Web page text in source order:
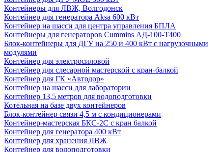
Контейнеры для ЛВЖ, Волгодонск
Контейнер для генератора Aksa 600 кВт
Контейнер на шасси для центра управления БПЛА
Контейнеры для генераторов Cummins АД-100-Т400
Блок-контейнеры для ДГУ на 250 и 400 кВт с нагрузочными
модулями
Контейнер для электросиловой
Контейнер для слесарной мастерской с кран-балкой
Контейнер для ГК «Автодор»
Контейнер на шасси для лаборатории
Контейнер 13,5 метров для водоподготовки
Котельная на базе двух контейнеров
Блок-контейнер связи 4,5 м с кондиционерами
Контейнер-мастерская БКС-2С с кран балкой
Контейнер для генератора 400 кВт
Контейнер для хранения ЛВЖ
Контейнер для водоподготовки